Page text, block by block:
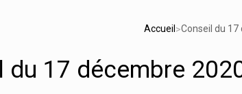
Accueil >Conseil du
du 17 décembre